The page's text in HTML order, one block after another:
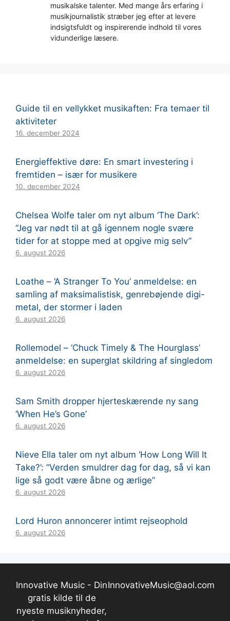
musikalske talenter. Med mange års erfaring i
musikjournalistik stræber jeg efter at levere
indsigtsfuldt og inspirerende indhold til vores
vidunderlige læsere.
Guide til en vellykket musikaften: Fra temaer til
aktiviteter
16. december 2024
Energieffektive døre: En smart investering i
fremtiden – især for musikere
10. december 2024
Chelsea Wolfe taler om nyt album ‘The Dark’:
“Jeg var nødt til at gå igennem nogle svære
tider for at stoppe med at opgive mig selv”
6. august 2026
Loathe – ‘A Stranger To You’ anmeldelse: en
samling af maksimalistisk, genrebøjende digi-
metal, der stormer i laden
6. august 2026
Rollemodel – ‘Chuck Timely & The Hourglass’
anmeldelse: en superglat skildring af singledom
6. august 2026
Sam Smith dropper hjerteskærende ny sang
‘When He’s Gone’
6. august 2026
Nieve Ella taler om nyt album ‘How Long Will It
Take?’: “Verden smuldrer dag for dag, så vi kan
lige så godt være åbne og ærlige”
6. august 2026
Lord Huron annoncerer intimt rejseophold
6. august 2026
Innovative Music - Din
gratis kilde til de
nyeste musiknyheder,
InnovativeMusic@aol.com